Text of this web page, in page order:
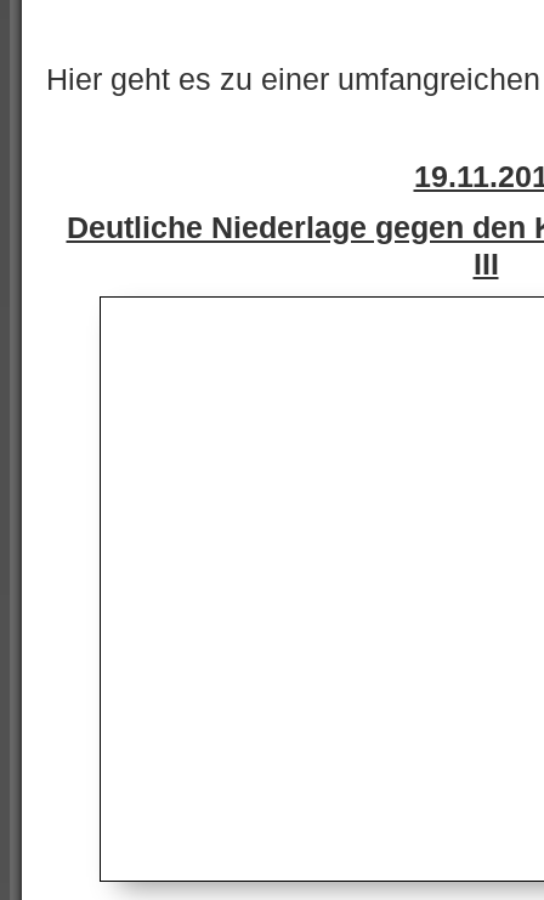
Hier geht es zu einer
Deutliche Niederlage gegen den
III